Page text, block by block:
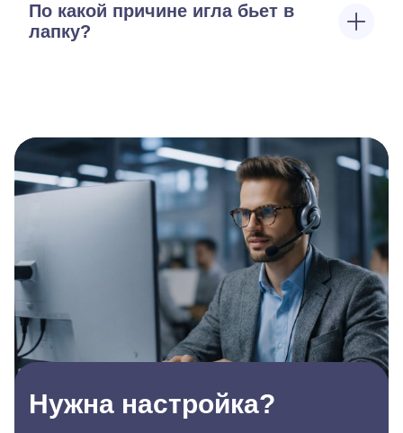
По какой причине игла бьет в
лапку?
Нужна настройка?